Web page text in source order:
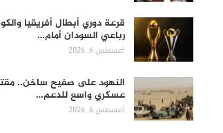
قرعة دوري أبطال أفريقيا
رباعي السودان أمام…
أغسطس 6, 2026
النهود على صفيح ساخن..
عسكري واسع للدعم…
أغسطس 6, 2026